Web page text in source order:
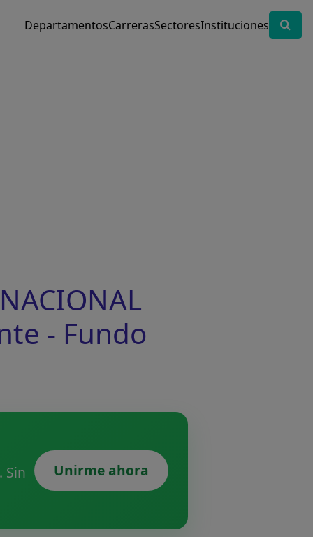
DepartamentosCarrerasSectoresInstituciones
- Fundo
Sin
Unirme ahora